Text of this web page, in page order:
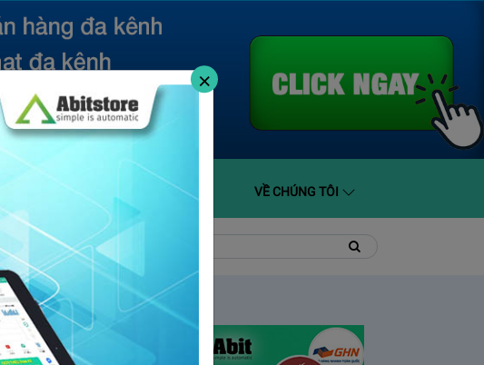
BÁO GIÁ HỖ TRỢ VỀ CHÚNG TÔI
Về Abit
kiếm:
kiếm
×